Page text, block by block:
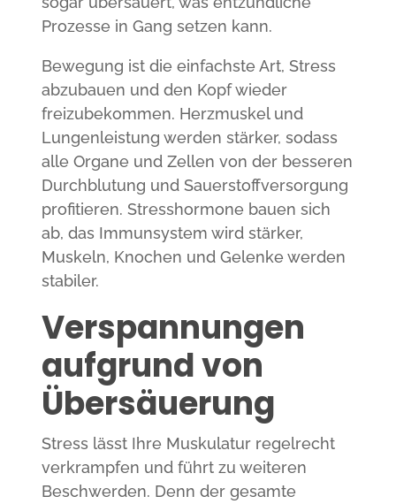
Prozesse in Gang setzen kann.
Bewegung ist die einfachste Art, Stress
abzubauen und den Kopf wieder
freizubekommen. Herzmuskel und
Lungenleistung werden stärker, sodass
alle Organe und Zellen von der besseren
Durchblutung und Sauerstoffversorgung
profitieren. Stresshormone bauen sich
ab, das Immunsystem wird stärker,
Muskeln, Knochen und Gelenke werden
stabiler.
Verspannungen
aufgrund von
Übersäuerung
Stress lässt Ihre Muskulatur regelrecht
verkrampfen und führt zu weiteren
Beschwerden. Denn der gesamte